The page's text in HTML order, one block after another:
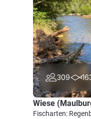
309
Wiese
Fischarten: